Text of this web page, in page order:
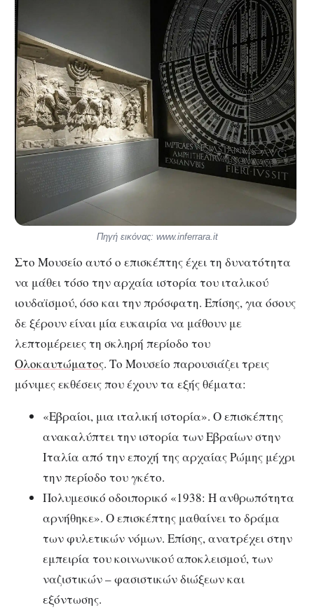
Πηγή εικόνας: www.inferrara.it
Στο Μουσείο αυτό ο επισκέπτης έχει τη δυνατότητα
να μάθει τόσο την αρχαία ιστορία του ιταλικού
ιουδαϊσμού, όσο και την πρόσφατη. Επίσης, για όσους
δε ξέρουν είναι μία ευκαιρία να μάθουν με
λεπτομέρειες τη σκληρή περίοδο του
Ολοκαυτώματος. Το Μουσείο παρουσιάζει τρεις
μόνιμες εκθέσεις που έχουν τα εξής θέματα:
«Εβραίοι, μια ιταλική ιστορία». Ο επισκέπτης
ανακαλύπτει την ιστορία των Εβραίων στην
Ιταλία από την εποχή της αρχαίας Ρώμης μέχρι
την περίοδο του γκέτο.
Πολυμεσικό οδοιπορικό «1938: Η ανθρωπότητα
αρνήθηκε». Ο επισκέπτης μαθαίνει το δράμα
των φυλετικών νόμων. Επίσης, ανατρέχει στην
εμπειρία του κοινωνικού αποκλεισμού, των
ναζιστικών – φασιστικών διώξεων και
εξόντωσης.